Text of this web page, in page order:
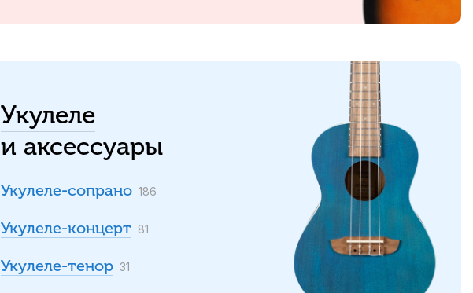
Укулеле
и аксессуары
Укулеле-сопрано 186
Укулеле-концерт 81
Укулеле-тенор 31